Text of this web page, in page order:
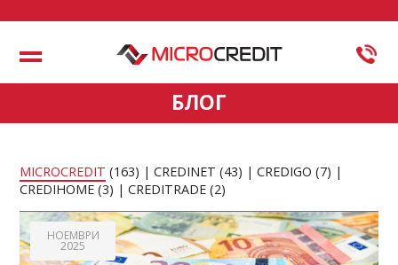
Меню
БЛОГ
MICROCREDIT (163) CREDINET (43) CREDIGO (7)
CREDIHOME (3) CREDITRADE (2)
НОЕМВРИ
2025